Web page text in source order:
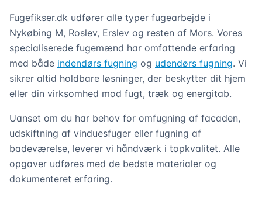
Fugefikser.dk udfører alle typer fugearbejde i
Nykøbing M, Roslev, Erslev og resten af Mors. Vores
specialiserede fugemænd har omfattende erfaring
med både indendørs fugning og udendørs fugning. Vi
sikrer altid holdbare løsninger, der beskytter dit hjem
eller din virksomhed mod fugt, træk og energitab.
Uanset om du har behov for omfugning af facaden,
udskiftning af vinduesfuger eller fugning af
badeværelse, leverer vi håndværk i topkvalitet. Alle
opgaver udføres med de bedste materialer og
dokumenteret erfaring.